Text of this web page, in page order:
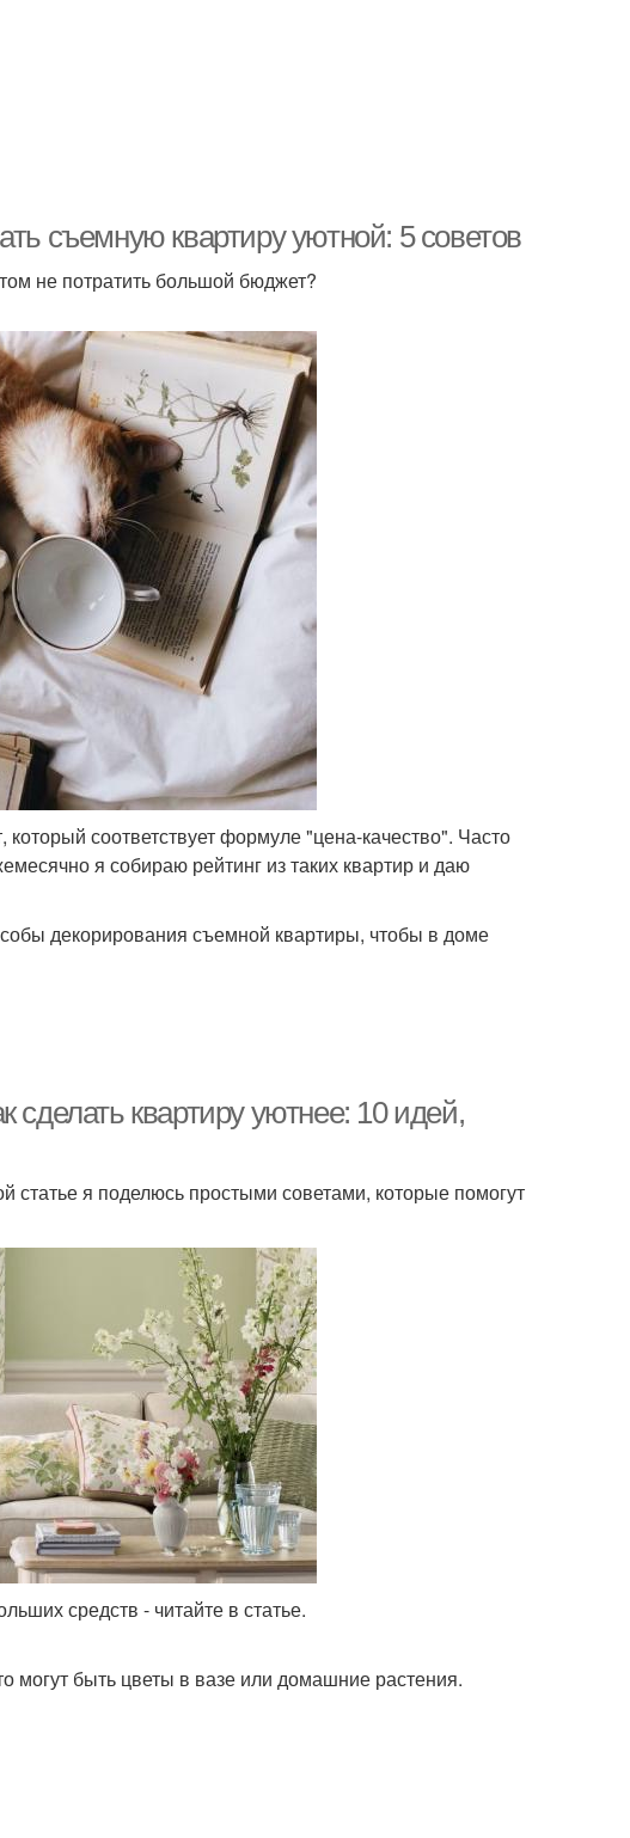
съемную квартиру уютной: 5 советов
не потратить большой бюджет?
соответствует формуле "цена-качество". Часто
я собираю рейтинг из таких квартир и даю
декорирования съемной квартиры, чтобы в доме
сделать квартиру уютнее: 10 идей,
я поделюсь простыми советами, которые помогут
средств - читайте в статье.
быть цветы в вазе или домашние растения.